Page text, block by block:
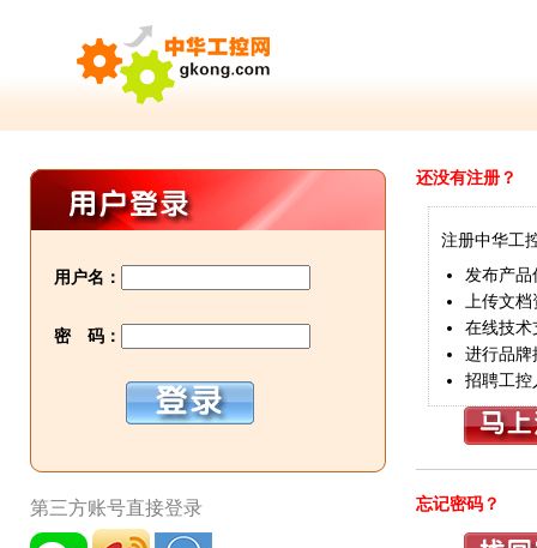
用户名：
密 码：
第三方账号直接登录
还没有注册？
注册中华工
发布产品
上传文档
在线技术
进行品牌
招聘工控
忘记密码？